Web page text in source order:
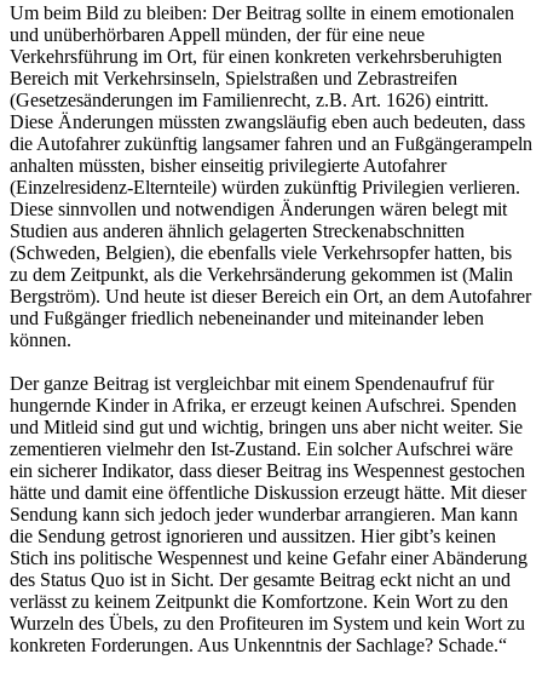
Um beim Bild zu bleiben: Der Beitrag sollte in einem emotionalen
und unüberhörbaren Appell münden, der für eine neue
Verkehrsführung im Ort, für einen konkreten verkehrsberuhigten
Bereich mit Verkehrsinseln, Spielstraßen und Zebrastreifen
(Gesetzesänderungen im Familienrecht, z.B. Art. 1626) eintritt.
Diese Änderungen müssten zwangsläufig eben auch bedeuten, dass
die Autofahrer zukünftig langsamer fahren und an Fußgängerampeln
anhalten müssten, bisher einseitig privilegierte Autofahrer
(Einzelresidenz-Elternteile) würden zukünftig Privilegien verlieren.
Diese sinnvollen und notwendigen Änderungen wären belegt mit
Studien aus anderen ähnlich gelagerten Streckenabschnitten
(Schweden, Belgien), die ebenfalls viele Verkehrsopfer hatten, bis
zu dem Zeitpunkt, als die Verkehrsänderung gekommen ist (Malin
Bergström). Und heute ist dieser Bereich ein Ort, an dem Autofahrer
und Fußgänger friedlich nebeneinander und miteinander leben
können.
Der ganze Beitrag ist vergleichbar mit einem Spendenaufruf für
hungernde Kinder in Afrika, er erzeugt keinen Aufschrei. Spenden
und Mitleid sind gut und wichtig, bringen uns aber nicht weiter. Sie
zementieren vielmehr den Ist-Zustand. Ein solcher Aufschrei wäre
ein sicherer Indikator, dass dieser Beitrag ins Wespennest gestochen
hätte und damit eine öffentliche Diskussion erzeugt hätte. Mit dieser
Sendung kann sich jedoch jeder wunderbar arrangieren. Man kann
die Sendung getrost ignorieren und aussitzen. Hier gibt’s keinen
Stich ins politische Wespennest und keine Gefahr einer Abänderung
des Status Quo ist in Sicht. Der gesamte Beitrag eckt nicht an und
verlässt zu keinem Zeitpunkt die Komfortzone. Kein Wort zu den
Wurzeln des Übels, zu den Profiteuren im System und kein Wort zu
konkreten Forderungen. Aus Unkenntnis der Sachlage? Schade.“